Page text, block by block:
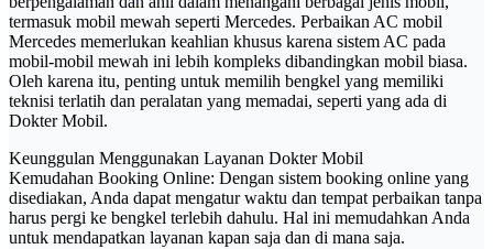
termasuk mobil mewah seperti Mercedes. Perbaikan AC mobil
Mercedes memerlukan keahlian khusus karena sistem AC pada
mobil-mobil mewah ini lebih kompleks dibandingkan mobil biasa.
Oleh karena itu, penting untuk memilih bengkel yang memiliki
teknisi terlatih dan peralatan yang memadai, seperti yang ada di
Dokter Mobil.
Keunggulan Menggunakan Layanan Dokter Mobil
Kemudahan Booking Online: Dengan sistem booking online yang
disediakan, Anda dapat mengatur waktu dan tempat perbaikan tanpa
harus pergi ke bengkel terlebih dahulu. Hal ini memudahkan Anda
untuk mendapatkan layanan kapan saja dan di mana saja.